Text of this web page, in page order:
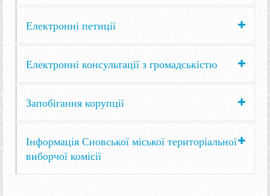
Електронні петиції
Електронні консультації з громадськістю
Запобігання корупції
Інформація Сновської міської територіальної
виборчої комісії